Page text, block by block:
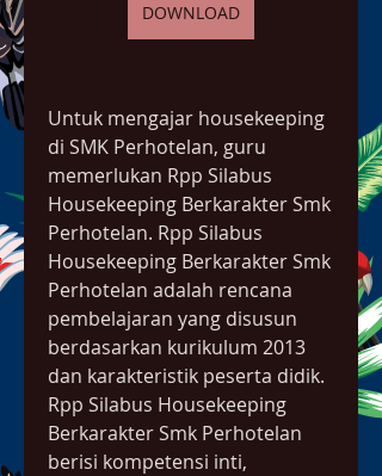
DOWNLOAD
Untuk mengajar housekeeping
di SMK Perhotelan, guru
memerlukan Rpp Silabus
Housekeeping Berkarakter Smk
Perhotelan. Rpp Silabus
Housekeeping Berkarakter Smk
Perhotelan adalah rencana
pembelajaran yang disusun
berdasarkan kurikulum 2013
dan karakteristik peserta didik.
Rpp Silabus Housekeeping
Berkarakter Smk Perhotelan
berisi kompetensi inti,